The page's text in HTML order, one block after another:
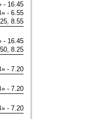
- 16.45
- 6.55
8.55
- 16.45
8.25
- 7.20
- 7.20
- 7.20